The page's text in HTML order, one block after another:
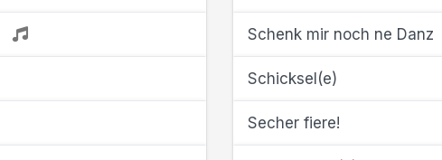
Schenk mir noch ne Danz
Schicksel(e)
Secher fiere!